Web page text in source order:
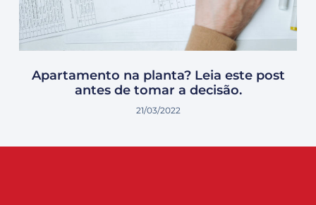
Apartamento na planta? Leia este post
antes de tomar a decisão.
21/03/2022